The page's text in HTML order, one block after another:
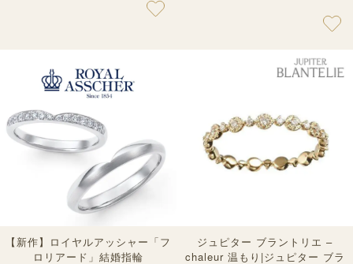
【新作】ロイヤルアッシャー「フ
ロリアード」結婚指輪
ジュピター ブラントリエ –
chaleur 温もり|ジュピター ブラ